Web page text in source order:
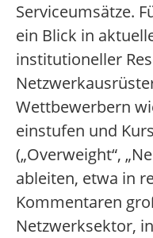
Serviceumsätze.
ein Blick in
institutioneller
Wettbewerbern
einstufen und
(„Overweight“,
ableiten, etwa in
Kommentaren
Netzwerksektor,